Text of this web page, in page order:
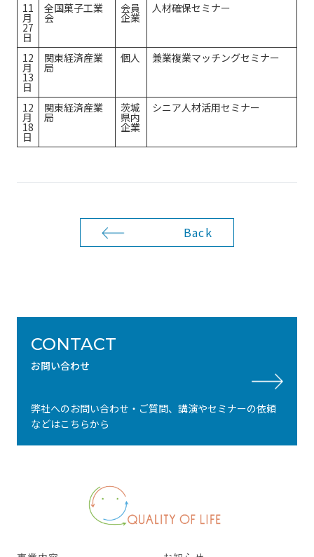
11
月
27
日
全国菓子工業
会
会員
企業
人材確保セミナー
12
月
13
日
関東経済産業
局
個人 兼業複業マッチングセミナー
12
月
18
日
関東経済産業
局
茨城
県内
企業
シニア人材活用セミナー
Back
CONTACT
お問い合わせ
弊社へのお問い合わせ・ご質問、講演やセミナーの依頼
などはこちらから